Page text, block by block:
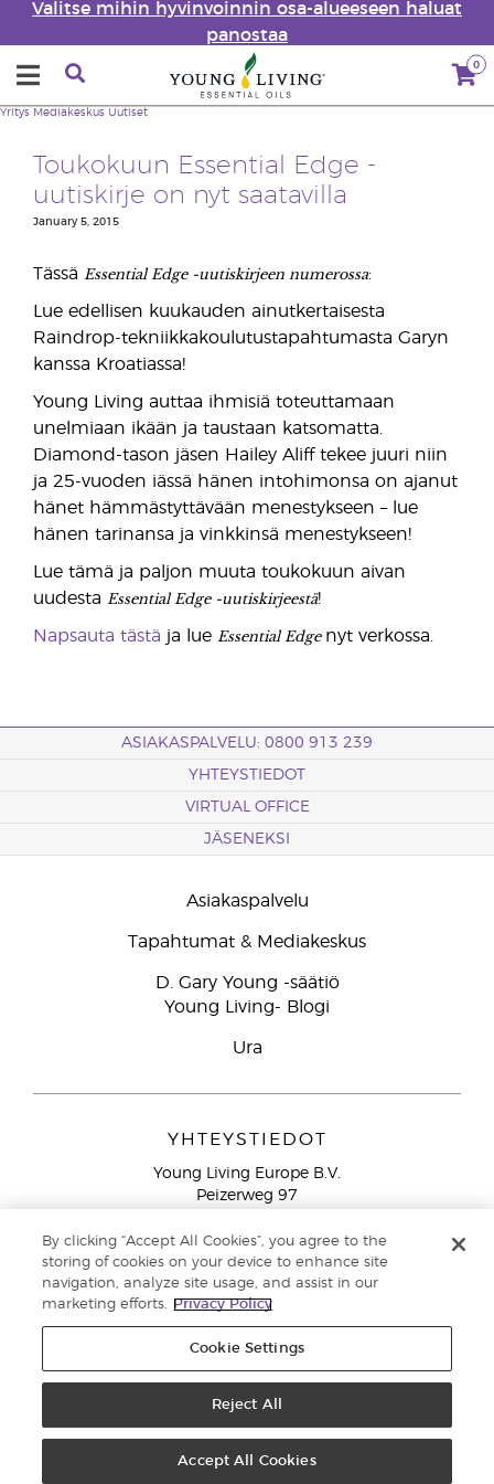
Valitse mihin hyvinvoinnin osa-alueeseen haluat
panostaa
0
Yritys Mediakeskus Uutiset
Toukokuun Essential Edge -
uutiskirje on nyt saatavilla
January 5, 2015
Tässä Essential Edge -uutiskirjeen numerossa:
Lue edellisen kuukauden ainutkertaisesta
Raindrop-tekniikkakoulutustapahtumasta Garyn
kanssa Kroatiassa!
Young Living auttaa ihmisiä toteuttamaan
unelmiaan ikään ja taustaan katsomatta.
Diamond-tason jäsen Hailey Aliff tekee juuri niin
ja 25-vuoden iässä hänen intohimonsa on ajanut
hänet hämmästyttävään menestykseen – lue
hänen tarinansa ja vinkkinsä menestykseen!
Lue tämä ja paljon muuta toukokuun aivan
uudesta Essential Edge -uutiskirjeestä!
Napsauta tästä ja lue Essential Edge nyt verkossa.
ASIAKASPALVELU: 0800 913 239
YHTEYSTIEDOT
VIRTUAL OFFICE
JÄSENEKSI
Asiakaspalvelu
Tapahtumat & Mediakeskus
D. Gary Young -säätiö
Young Living- Blogi
Ura
YHTEYSTIEDOT
Young Living Europe B.V.
Peizerweg 97
Netherlands
Ilmainen yhteydenotto lankanumeroista Suomesta
913 239
Email: asiakaspalvelu@youngliving.com
pidätetään. |Yksityisyydensuoja
By clicking “Accept All Cookies”, you agree to the
storing of cookies on your device to enhance site
navigation, analyze site usage, and assist in our
marketing efforts.
Privacy Policy
Cookie Settings
Reject All
Accept All Cookies